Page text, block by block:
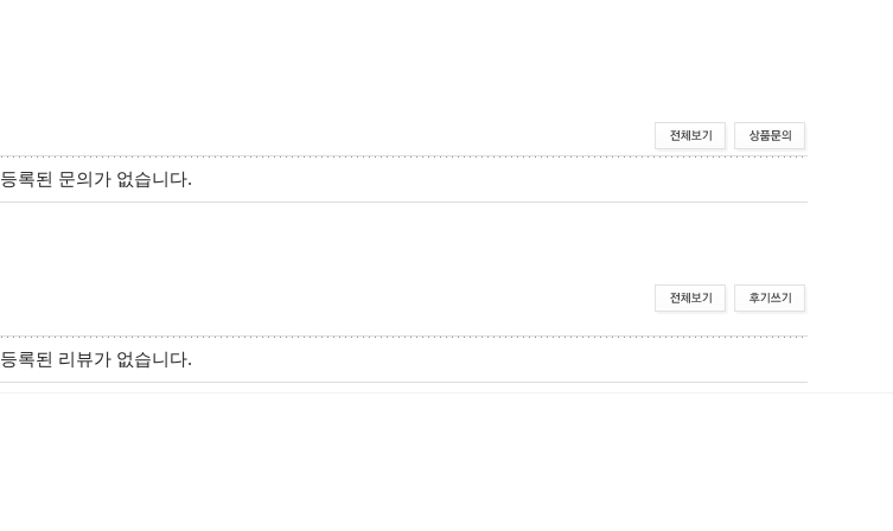
등록된 문의가 없습니다.
등록된 리뷰가 없습니다.